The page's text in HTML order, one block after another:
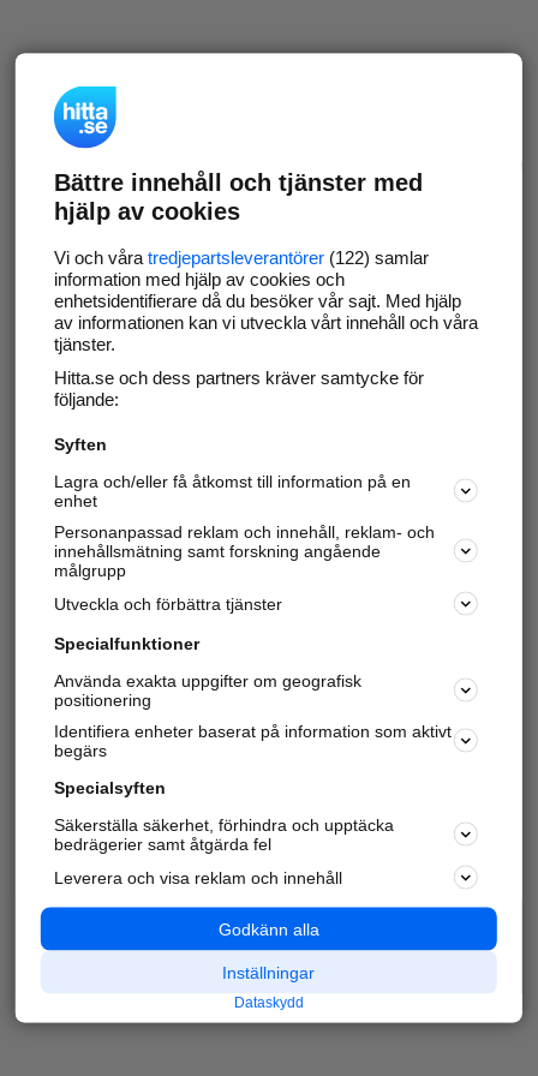
Bättre innehåll och tjänster med
hjälp av cookies
Vi och våra tredjepartsleverantörer(122) samlar
information med hjälp av cookies och
enhetsidentifierare då du besöker vår sajt. Med hjälp
av informationen kan vi utveckla vårt innehåll och våra
tjänster.
Hitta.se och dess partners kräver samtycke för
följande:
Syften
Lagra och/eller få åtkomst till information på en
enhet
Personanpassad reklam och innehåll, reklam- och
innehållsmätning samt forskning angående
målgrupp
Utveckla och förbättra tjänster
Specialfunktioner
Använda exakta uppgifter om geografisk
positionering
Identifiera enheter baserat på information som aktivt
begärs
Specialsyften
Säkerställa säkerhet, förhindra och upptäcka
bedrägerier samt åtgärda fel
Leverera och visa reklam och innehåll
Godkänn alla
Inställningar
Dataskydd